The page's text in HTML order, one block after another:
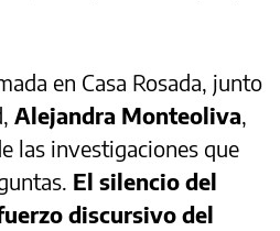
en Casa Rosada, junto
Alejandra Monteoliva,
las investigaciones que
El silencio del
discursivo del